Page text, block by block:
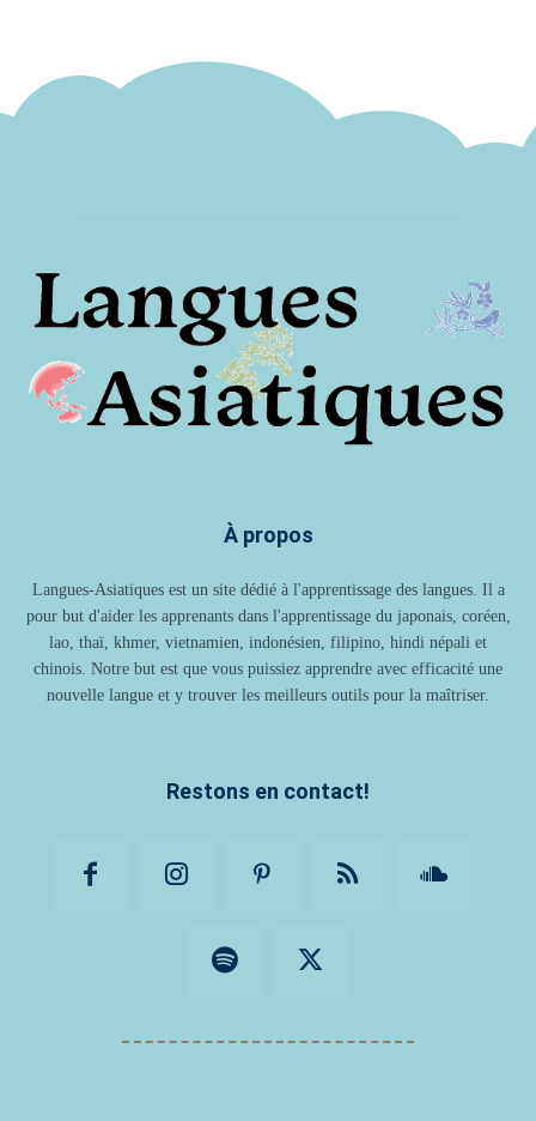
À propos
Langues-Asiatiques est un site dédié à l'apprentissage des langues. Il a
pour but d'aider les apprenants dans l'apprentissage du japonais, coréen,
lao, thaï, khmer, vietnamien, indonésien, filipino, hindi népali et
chinois. Notre but est que vous puissiez apprendre avec efficacité une
nouvelle langue et y trouver les meilleurs outils pour la maîtriser.
Restons en contact!